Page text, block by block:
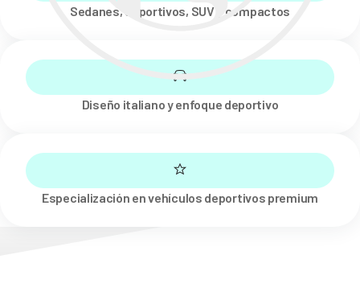
Sedanes, deportivos, SUV y compactos
Diseño italiano y enfoque deportivo
Especialización en vehículos deportivos premium